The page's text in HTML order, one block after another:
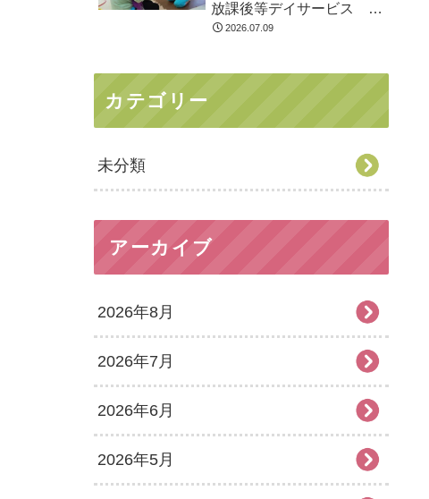
放課後等デイサービス 児
童発達支援 運動療育 教
2026.07.09
カテゴリー
未分類
アーカイブ
2026年8月
2026年7月
2026年6月
2026年5月